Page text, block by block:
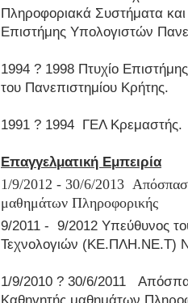
Πληροφοριακά Συστήματα και
Επιστήμης Υπολογιστών
1994 ? 1998 Πτυχίο
του Πανεπιστημίου Κρήτης.
1991 ? 1994 ΓΕΛ
Επαγγελματική Εμπειρία
1/9/2012 - 30/6/2013
μαθημάτων Πληροφορικής
9/2011 - 9/2012 Υπεύθυνος
Τεχνολογιών (ΚΕ.ΠΛΗ.ΝΕ.Τ)
1/9/2010 ? 30/6/2011